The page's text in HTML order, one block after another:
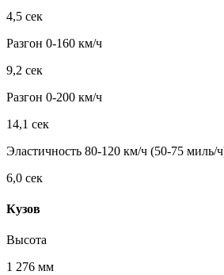
4,5 сек
Разгон 0-160 км/ч
9,2 сек
Разгон 0-200 км/ч
14,1 сек
Эластичность 80-120 км/ч (50-75 миль/
6,0 сек
Кузов
Высота
1 276 мм